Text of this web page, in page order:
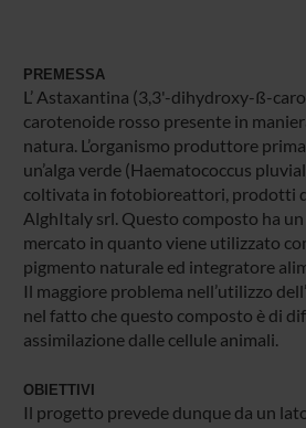
PREMESSA
L’ Astaxantina (3,3'-dihydroxy-ß-
carotenoide rosso presente in
natura. L’organismo produttore
un’alga verde (Haematococcus
coltivata in fotobioreattori, prodotti
AlghItaly srl. Questo composto ha
mercato in quanto viene utilizzato
pigmento naturale ed integratore
Il maggiore problema nell’utilizzo
nel fatto che questo composto è di
assimilazione dalle cellule animali.
OBIETTIVI
Il progetto prevede dunque da un